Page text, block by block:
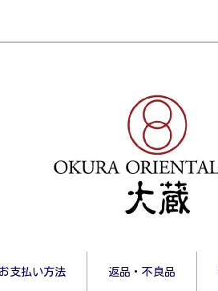
お支払い方法 返品・不良品